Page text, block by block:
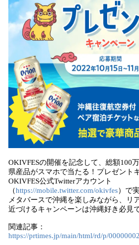
OKIVFESの開催を記念して、総額100
県産品がスマホで当たる！プレゼント
OKIVFES公式Twitterアカウント
（https://mobile.twitter.com/okivfes）で
メタバースで沖縄を楽しみながら、リ
近づけるキャンペーンは沖縄好き必見
関連記事：
https://prtimes.jp/main/html/rd/p/